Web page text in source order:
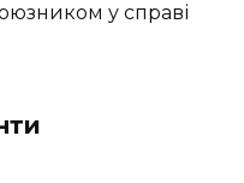
у справі